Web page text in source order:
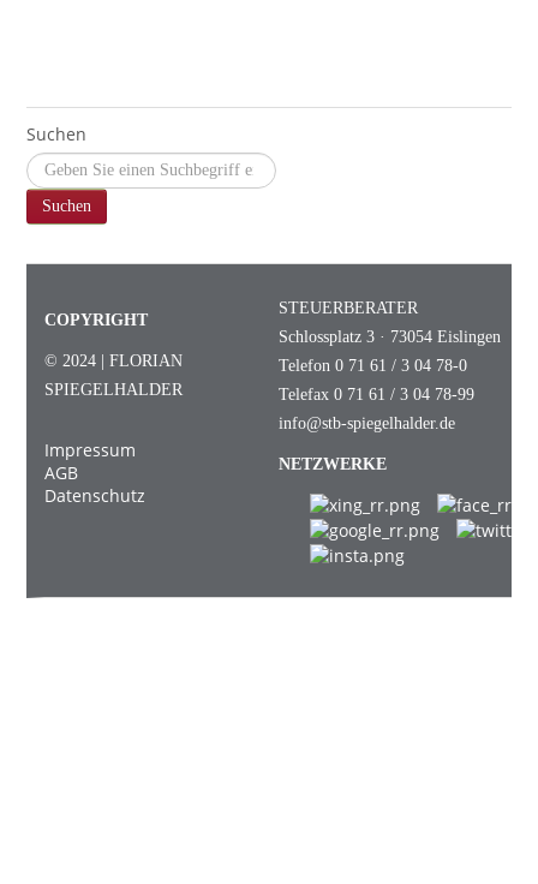
Suchen
Suchen
COPYRIGHT
© 2024 | FLORIAN
SPIEGELHALDER
STEUERBERATER
Schlossplatz 3 · 73054 Eislingen
Telefon 0 71 61 / 3 04 78-0
Telefax 0 71 61 / 3 04 78-99
info@stb-spiegelhalder.de
Impressum
AGB
Datenschutz
NETZWERKE